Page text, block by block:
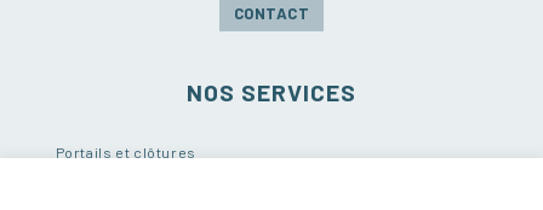
CONTACT
NOS SERVICES
Portails et clôtures